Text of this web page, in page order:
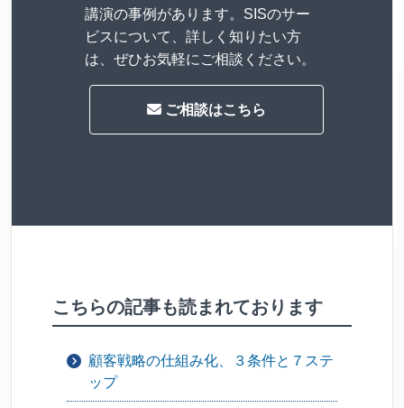
講演の事例があります。SISのサー
ビスについて、詳しく知りたい方
は、ぜひお気軽にご相談ください。
ご相談はこちら
こちらの記事も読まれております
顧客戦略の仕組み化、３条件と７ステ
ップ